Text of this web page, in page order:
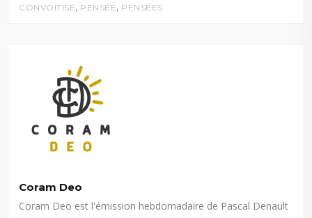
CONVOITISE, PENSÉE, PENSÉES
Coram Deo
Coram Deo est l'émission hebdomadaire de Pascal Denault